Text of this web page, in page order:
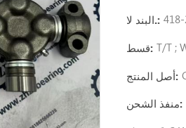
البند لا.:
قسط: T/T ;
أصل المنتج:
منفذ الشحن: